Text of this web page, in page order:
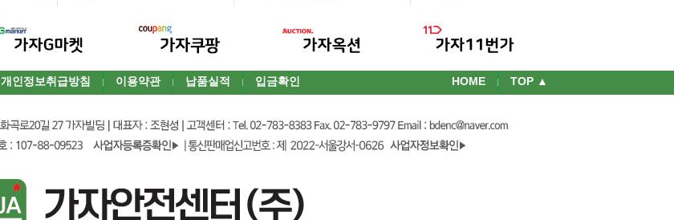
개인정보취급방침 이용약관 납품실적 입금확인 HOME TOP ▲